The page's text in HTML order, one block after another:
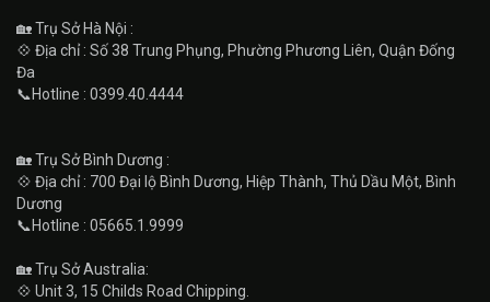
🏡 Trụ Sở Hà Nội :
💠 Địa chỉ : Số 38 Trung Phụng, Phường Phương Liên, Quận Đống
Đa
📞Hotline : 0399.40.4444
🏡 Trụ Sở Bình Dương :
💠 Địa chỉ : 700 Đại lộ Bình Dương, Hiệp Thành, Thủ Dầu Một, Bình
Dương
📞Hotline : 05665.1.9999
🏡 Trụ Sở Australia:
💠 Unit 3, 15 Childs Road Chipping.